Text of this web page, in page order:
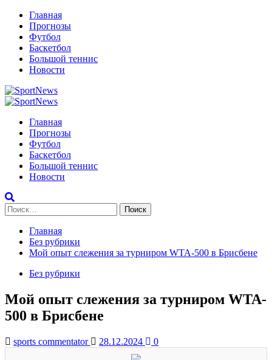
Перейти
содержимому
Главная
Прогнозы
Футбол
Баскетбол
Большой теннис
Новости
Primary
Главная
Прогнозы
Футбол
Баскетбол
Большой теннис
Новости
Найти:
Главная
Без рубрики
Мой опыт слежения за турниром WTA-500 в Брисбене
Без рубрики
Мой опыт слежения за турниром WTA-
500 в Брисбене
sports commentator 28.12.2024 0